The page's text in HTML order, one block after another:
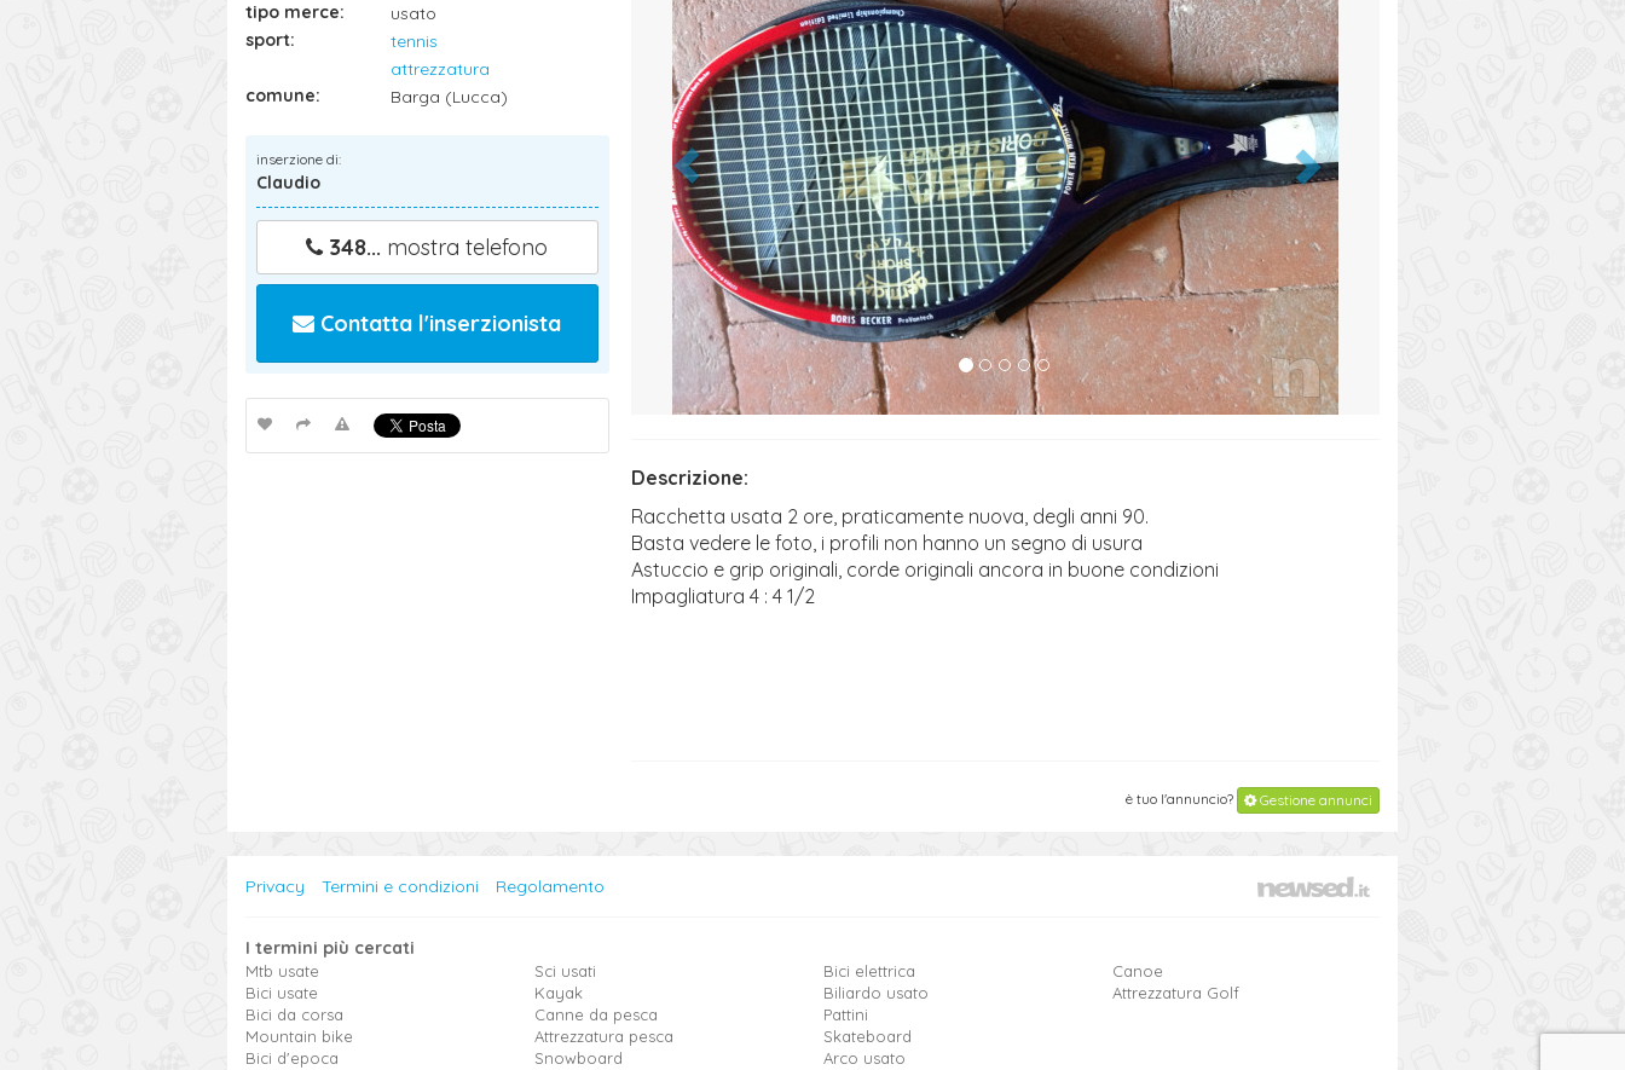
tipo merce:
usato
sport:
tennis
attrezzatura
comune:
Barga (Lucca)
inserzione di:
Claudio
348... mostra telefono
Contatta l'inserzionista
Descrizione:
Racchetta usata 2 ore, praticamente nuova, degli anni 90.
Basta vedere le foto, i profili non hanno un segno di usura
Astuccio e grip originali, corde originali ancora in buone condizioni
Impagliatura 4 : 4 1/2
è tuo l'annuncio? Gestione annunci
Privacy Termini e condizioni Regolamento
I termini più cercati
Mtb usate
Bici usate
Bici da corsa
Mountain bike
Bici d'epoca
Sci usati
Kayak
Canne da pesca
Attrezzatura pesca
Snowboard
Bici elettrica
Biliardo usato
Pattini
Skateboard
Arco usato
Canoe
Attrezzatura Golf